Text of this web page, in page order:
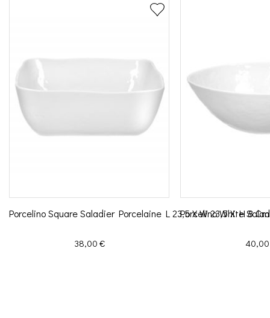
Porcelino Square Saladier Porcelaine L 23,5 X W 23,5 X H 8
Prix
38,00 €
Porcelino White
Prix